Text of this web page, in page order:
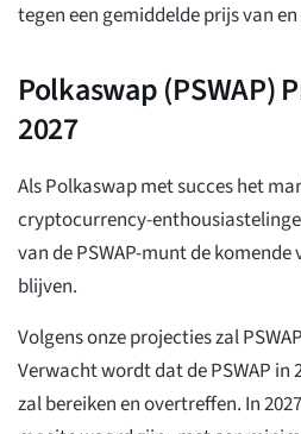
tegen een gemiddelde prijs van
Polkaswap (PSWAP)
2027
Als Polkaswap met succes het
cryptocurrency-
van de PSWAP-munt de
blijven.
Volgens onze projecties zal
Verwacht wordt dat de PSWAP
zal bereiken en overtreffen. In